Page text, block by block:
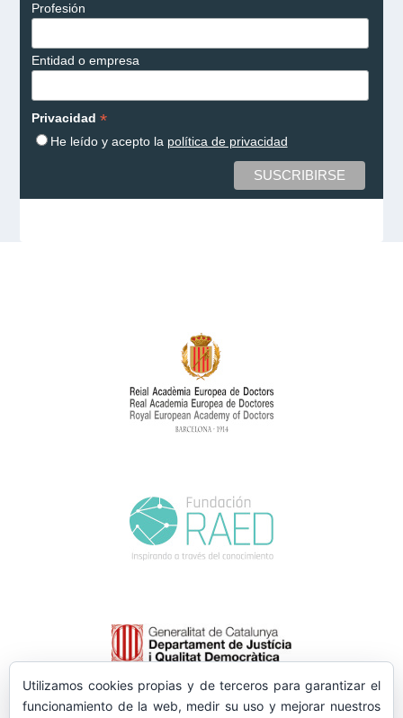
Profesión
Entidad o empresa
Privacidad *
He leído y acepto la política de privacidad
Utilizamos cookies propias y de terceros para garantizar el
funcionamiento de la web, medir su uso y mejorar nuestros